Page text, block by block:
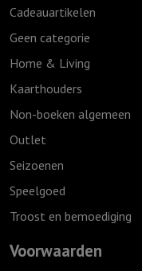
Cadeauartikelen
Geen categorie
Home & Living
Kaarthouders
Non-boeken algemeen
Outlet
Seizoenen
Speelgoed
Troost en bemoediging
Voorwaarden